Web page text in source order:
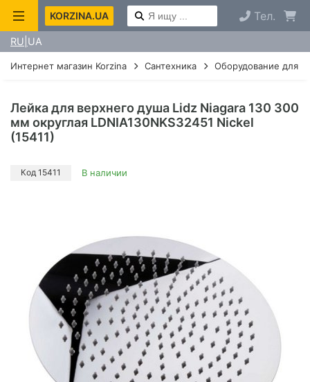
KORZINA.UA Тел.
RU UA
Интернет магазин Korzina Сантехника Оборудование для
Лейка для верхнего душа Lidz Niagara 130 300
мм округлая LDNIA130NKS32451 Nickel
(15411)
Код 15411 В наличии